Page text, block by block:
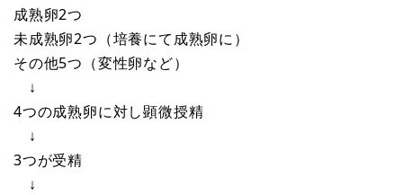
成熟卵2つ
未成熟卵2つ（培養にて成熟卵に）
その他5つ（変性卵など）
↓
4つの成熟卵に対し顕微授精
↓
3つが受精
↓